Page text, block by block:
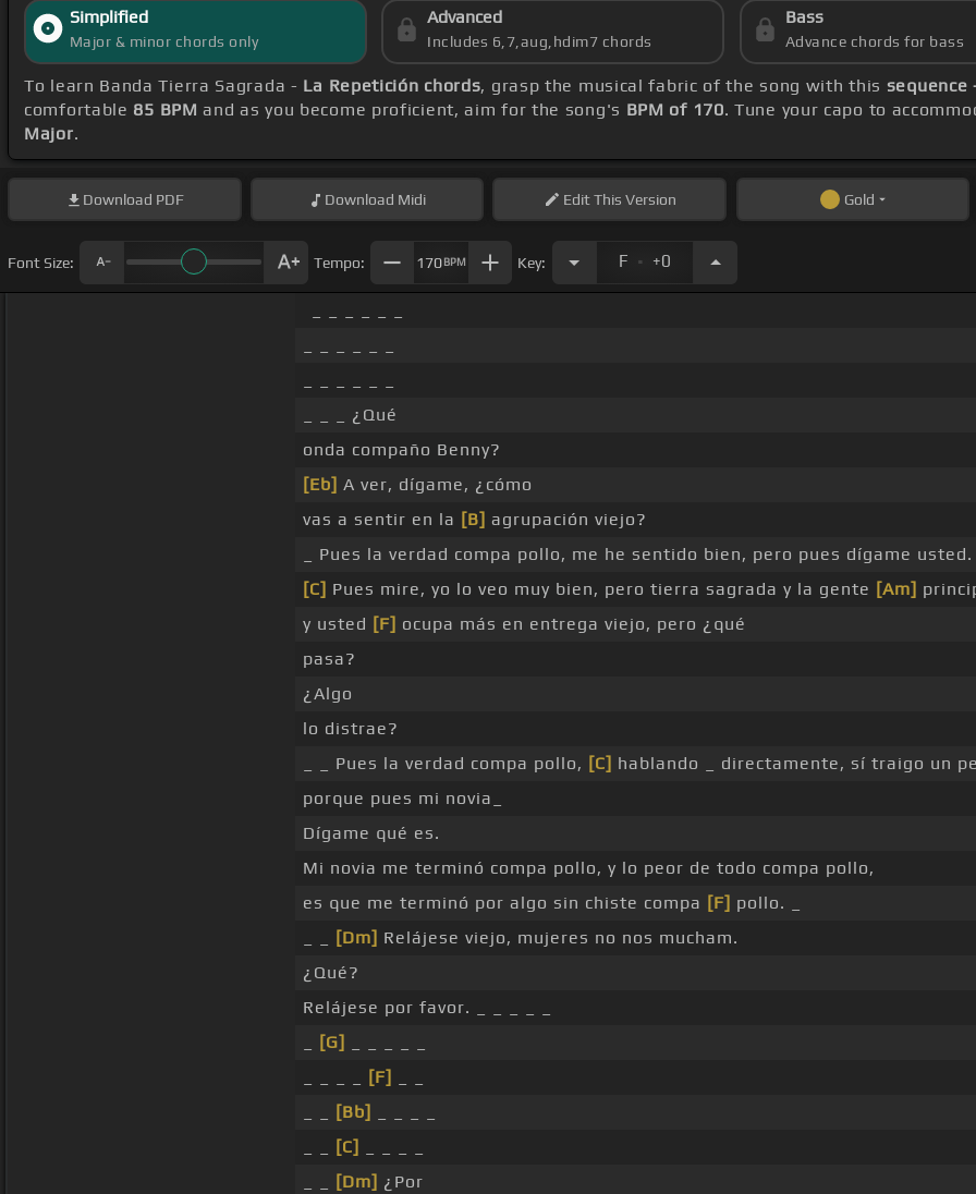
Simplified
Major & minor chords only
Advanced
Includes 6,7,aug,hdim7 chords
Bass
Advance chords for bass
To learn Banda Tierra Sagrada - La Repetición chords, grasp the musical fabric of the song with this sequence
comfortable 85 BPM and as you become proficient, aim for the song's BPM of 170. Tune your capo to
Major.
Download PDF Download Midi EditThis Version Gold
Font Size: Tempo: 170BPM Key: F . +0
_ _ _ ¿Qué
onda compaño Benny?
[Eb] A ver, dígame, ¿cómo
vas a sentir en la [B] agrupación viejo?
_ Pues la verdad compa pollo, me he sentido bien, pero pues dígame
[C] Pues mire, yo lo veo muy bien, pero tierra sagrada y la gente [Am]
y usted [F] ocupa más en entrega viejo, pero ¿qué
pasa?
¿Algo
lo distrae?
_ _ Pues la verdad compa pollo, [C] hablando _ directamente, sí traigo un
porque pues mi novia_
Dígame qué es.
Mi novia me terminó compa pollo, y lo peor de todo compa pollo,
es que me terminó por algo sin chiste compa [F] pollo. _
[Dm] Relájese viejo, mujeres no nos mucham.
¿Qué?
Relájese por favor. _ _ _ _ _
[G]
[F]
[Bb]
[C]
[Dm] ¿Por